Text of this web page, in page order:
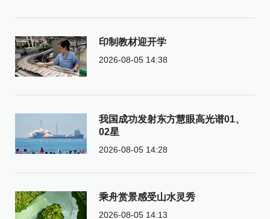
印制教材迎开学
2026-08-05 14:38
我国成功发射东方慧眼高光谱01、
02星
2026-08-05 14:28
乘舟赏景感受山水灵秀
2026-08-05 14:13